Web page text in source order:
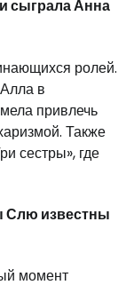
сыграла Анна
ролей.
в
привлечь
Также
сестры», где
Слю известны
момент